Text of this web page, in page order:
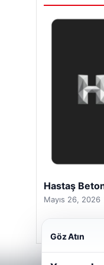
Hastaş
Mayıs 26, 2026
Göz Atın